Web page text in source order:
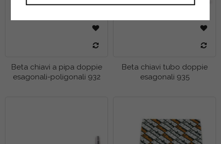
Beta chiavi a pipa doppie
esagonali-poligonali 932
Beta chiavi tubo doppie
esagonali 935